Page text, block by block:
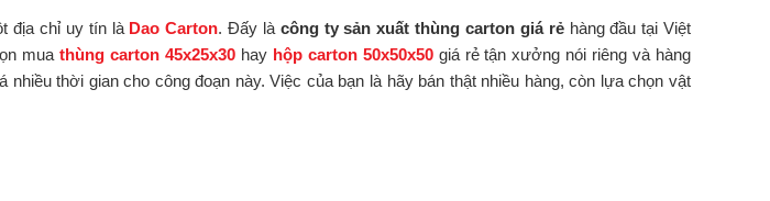
địa chỉ uy tín là Dao Carton. Đấy là công ty sản xuất thùng carton giá rẻhàng đầu tại Việt
muathùng carton 45x25x30 hay hộp carton 50x50x50giá rẻ tận xưởng nói riêng và hàng
thời gian cho công đoạn này. Việc của bạn là hãy bán thật nhiều hàng, còn lựa chọn vật